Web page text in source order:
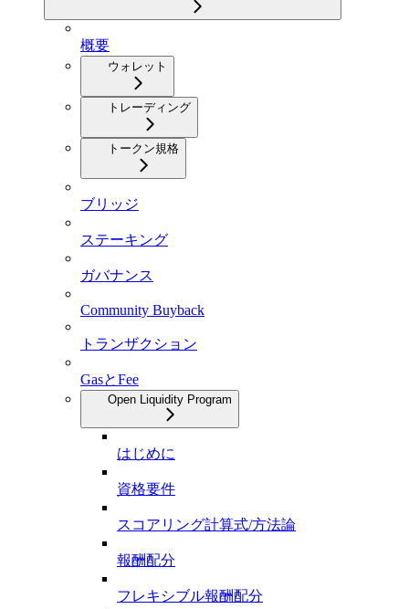
概要
ウォレット
トレーディング
トークン規格
ブリッジ
ステーキング
ガバナンス
Community Buyback
トランザクション
GasとFee
Open Liquidity Program
はじめに
資格要件
スコアリング計算式/方法論
報酬配分
フレキシブル報酬配分